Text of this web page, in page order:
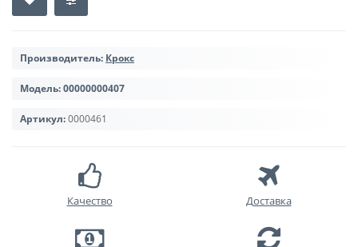
Производитель: Крокс
Модель:00000000407
Артикул:0000461
Качество Доставка